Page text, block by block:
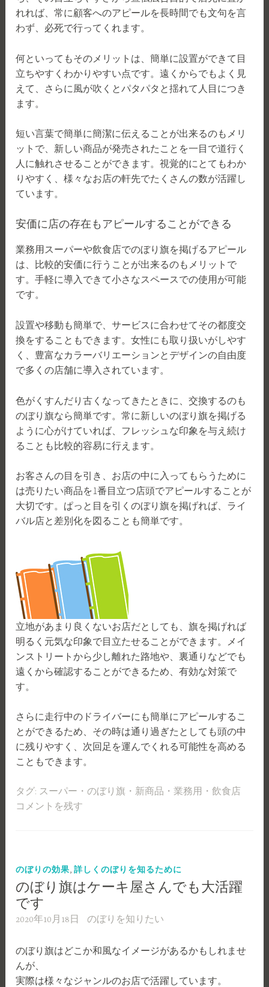
れれば、常に顧客へのアピールを長時間でも文句を言
わず、必死で行ってくれます。
何といってもそのメリットは、簡単に設置ができて目
立ちやすくわかりやすい点です。遠くからでもよく見
えて、さらに風が吹くとパタパタと揺れて人目につき
ます。
短い言葉で簡単に簡潔に伝えることが出来るのもメリ
ットで、新しい商品が発売されたことを一目で道行く
人に触れさせることができます。視覚的にとてもわか
りやすく、様々なお店の軒先でたくさんの数が活躍し
ています。
安価に店の存在もアピールすることができる
業務用スーパーや飲食店でのぼり旗を掲げるアピール
は、比較的安価に行うことが出来るのもメリットで
す。手軽に導入できて小さなスペースでの使用が可能
です。
設置や移動も簡単で、サービスに合わせてその都度交
換をすることもできます。女性にも取り扱いがしやす
く、豊富なカラーバリエーションとデザインの自由度
で多くの店舗に導入されています。
色がくすんだり古くなってきたときに、交換するのも
のぼり旗なら簡単です。常に新しいのぼり旗を掲げる
ように心がけていれば、フレッシュな印象を与え続け
ることも比較的容易に行えます。
お客さんの目を引き、お店の中に入ってもらうために
は売りたい商品を1番目立つ店頭でアピールすることが
大切です。ぱっと目を引くのぼり旗を掲げれば、ライ
バル店と差別化を図ることも簡単です。
立地があまり良くないお店だとしても、旗を掲げれば
明るく元気な印象で目立たせることができます。メイ
ンストリートから少し離れた路地や、裏通りなどでも
遠くから確認することができるため、有効な対策で
す。
さらに走行中のドライバーにも簡単にアピールするこ
とができるため、その時は通り過ぎたとしても頭の中
に残りやすく、次回足を運んでくれる可能性を高める
こともできます。
タグ: スーパー ・のぼり旗 ・ 新商品 ・業務用 ・飲食店
コメントを残す
のぼりの効果 ,詳しくのぼりを知るために
のぼり旗はケーキ屋さんでも大活躍
です
2020年10月18日 のぼりを知りたい
のぼり旗はどこか和風なイメージがあるかもしれませ
んが、
実際は様々なジャンルのお店で活躍しています。